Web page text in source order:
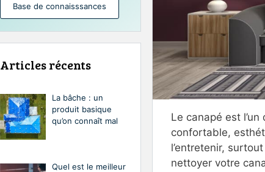
Le canapé est
confortable,
l’entretenir,
nettoyer votre
Base de connaisssances
Articles récents
La bâche : un
produit basique
qu’on connaît mal
Quel est le meilleur